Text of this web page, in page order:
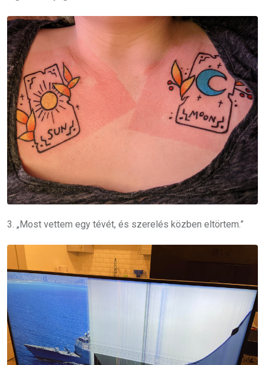
3. „Most vettem egy tévét, és szerelés közben eltörtem.”